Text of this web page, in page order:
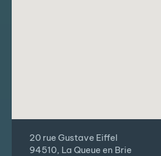
20 rue Gustave Eiffel
94510, La Queue en Brie